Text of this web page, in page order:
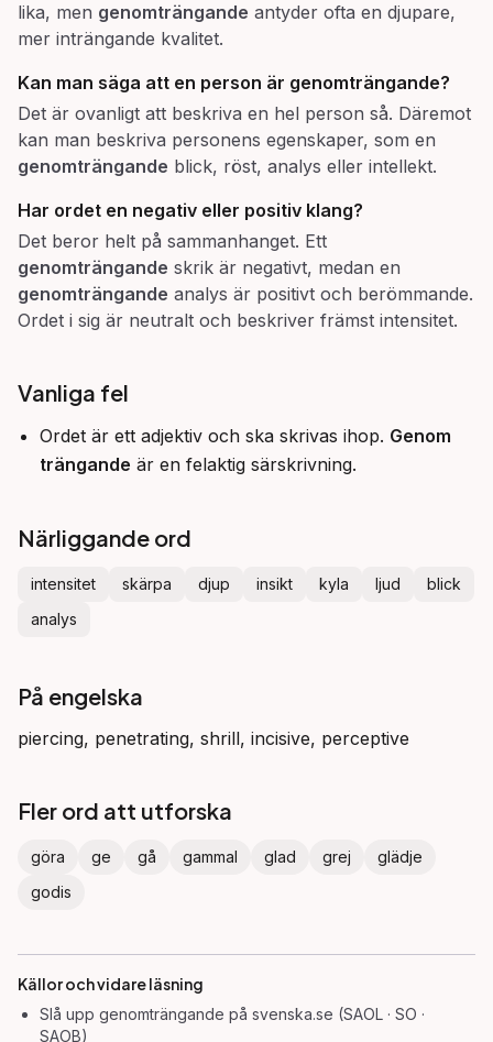
lika, men genomträngande antyder ofta en djupare,
mer inträngande kvalitet.
Kan man säga att en person är genomträngande?
Det är ovanligt att beskriva en hel person så. Däremot
kan man beskriva personens egenskaper, som en
genomträngande blick, röst, analys eller intellekt.
Har ordet en negativ eller positiv klang?
Det beror helt på sammanhanget. Ett
genomträngande skrik är negativt, medan en
genomträngande analys är positivt och berömmande.
Ordet i sig är neutralt och beskriver främst intensitet.
Vanliga fel
Ordet är ett adjektiv och ska skrivas ihop. Genom
trängande är en felaktig särskrivning.
Närliggande ord
intensitet skärpa djup insikt kyla ljud
blick
analys
På engelska
piercing, penetrating, shrill, incisive, perceptive
Fler ord att utforska
göra ge gå gammal glad grej
glädje
godis
Källor och vidare läsning
Slå upp genomträngande på svenska.se (SAOL · SO ·
SAOB)